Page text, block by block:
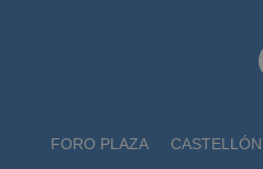
FORO PLAZA CASTELLÓN